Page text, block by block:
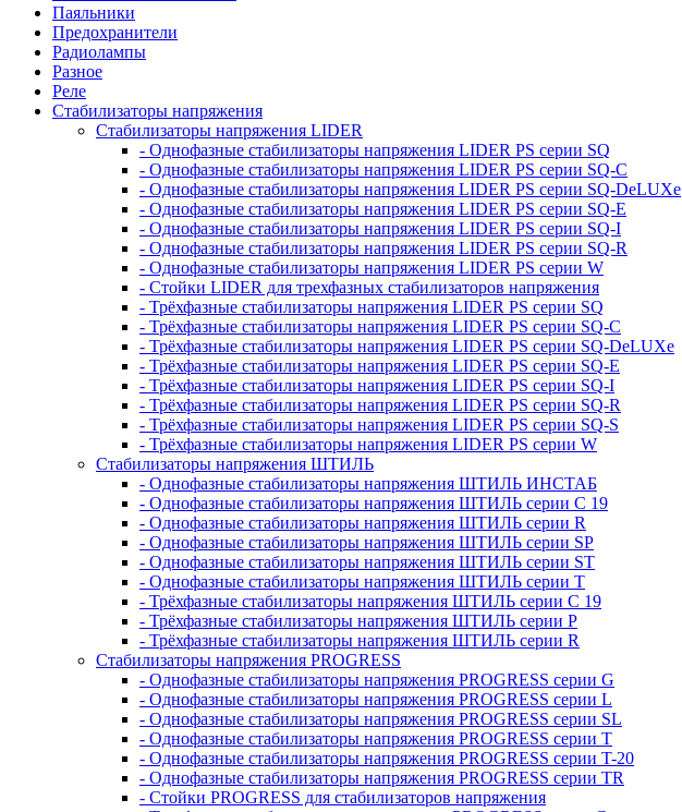
Паяльники
Предохранители
Радиолампы
Разное
Реле
Стабилизаторы напряжения
Стабилизаторы напряжения LIDER
- Однофазные стабилизаторы напряжения LIDER PS серии SQ
- Однофазные стабилизаторы напряжения LIDER PS серии SQ-C
- Однофазные стабилизаторы напряжения LIDER PS серии SQ-DeLUXe
- Однофазные стабилизаторы напряжения LIDER PS серии SQ-E
- Однофазные стабилизаторы напряжения LIDER PS серии SQ-I
- Однофазные стабилизаторы напряжения LIDER PS серии SQ-R
- Однофазные стабилизаторы напряжения LIDER PS серии W
- Стойки LIDER для трехфазных стабилизаторов напряжения
- Трёхфазные стабилизаторы напряжения LIDER PS серии SQ
- Трёхфазные стабилизаторы напряжения LIDER PS серии SQ-C
- Трёхфазные стабилизаторы напряжения LIDER PS серии SQ-DeLUXe
- Трёхфазные стабилизаторы напряжения LIDER PS серии SQ-E
- Трёхфазные стабилизаторы напряжения LIDER PS серии SQ-I
- Трёхфазные стабилизаторы напряжения LIDER PS серии SQ-R
- Трёхфазные стабилизаторы напряжения LIDER PS серии SQ-S
- Трёхфазные стабилизаторы напряжения LIDER PS серии W
Стабилизаторы напряжения ШТИЛЬ
- Однофазные стабилизаторы напряжения ШТИЛЬ ИНСТАБ
- Однофазные стабилизаторы напряжения ШТИЛЬ серии C 19
- Однофазные стабилизаторы напряжения ШТИЛЬ серии R
- Однофазные стабилизаторы напряжения ШТИЛЬ серии SP
- Однофазные стабилизаторы напряжения ШТИЛЬ серии ST
- Однофазные стабилизаторы напряжения ШТИЛЬ серии T
- Трёхфазные стабилизаторы напряжения ШТИЛЬ серии C 19
- Трёхфазные стабилизаторы напряжения ШТИЛЬ серии P
- Трёхфазные стабилизаторы напряжения ШТИЛЬ серии R
Стабилизаторы напряжения PROGRESS
- Однофазные стабилизаторы напряжения PROGRESS серии G
- Однофазные стабилизаторы напряжения PROGRESS серии L
- Однофазные стабилизаторы напряжения PROGRESS серии SL
- Однофазные стабилизаторы напряжения PROGRESS серии T
- Однофазные стабилизаторы напряжения PROGRESS серии T-20
- Однофазные стабилизаторы напряжения PROGRESS серии TR
- Стойки PROGRESS для стабилизаторов напряжения